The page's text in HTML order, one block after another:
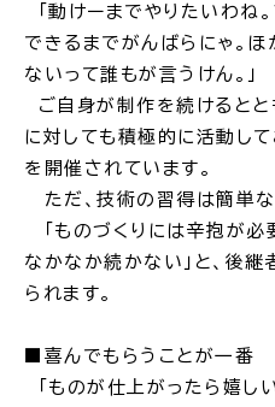
「動けーまでやりたいわね
できるまでがんばらにゃ。
ないって誰もが言うけん。」
ご自身が制作を続けるとと
に対しても積極的に活動し
を開催されています。
ただ、技術の習得は簡単な
「ものづくりには辛抱が
なかなか続かない」と、後
られます。
■喜んでもらうことが一番
「ものが仕上がったら嬉し